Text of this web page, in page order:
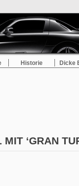
Historie Dicke
‘GRAN